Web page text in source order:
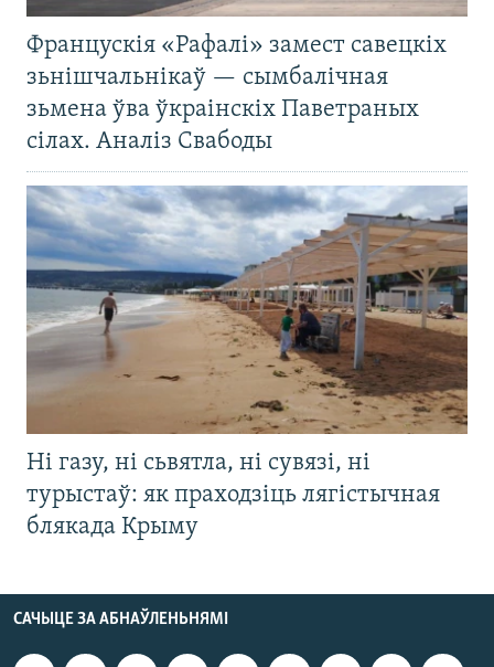
Францускія «Рафалі» замест савецкіх
зьнішчальнікаў — сымбалічная
зьмена ўва ўкраінскіх Паветраных
сілах. Аналіз Свабоды
Ні газу, ні сьвятла, ні сувязі, ні
турыстаў: як праходзіць лягістычная
блякада Крыму
САЧЫЦЕ ЗА АБНАЎЛЕНЬНЯМІ